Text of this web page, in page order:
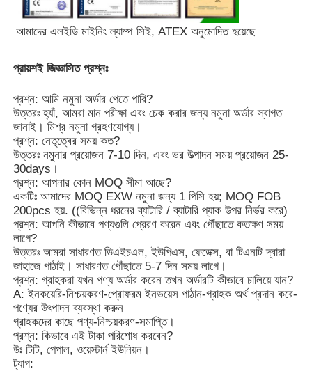
আমাদের এলইডি মাইনিং ল্যাম্প সিই, ATEX অনুমোদিত হয়েছে
প্রায়শই জিজ্ঞাসিত প্রশ্নঃ
প্রশ্ন: আমি নমুনা অর্ডার পেতে পারি?
উত্তরঃ হ্যাঁ, আমরা মান পরীক্ষা এবং চেক করার জন্য নমুনা অর্ডার স্বাগত
জানাই। মিশ্র নমুনা গ্রহণযোগ্য।
প্রশ্ন: নেতৃত্বের সময় কত?
উত্তরঃ নমুনার প্রয়োজন 7-10 দিন, এবং ভর উত্পাদন সময় প্রয়োজন 25-
30days।
প্রশ্ন: আপনার কোন MOQ সীমা আছে?
একটিঃ আমাদের MOQ EXW নমুনা জন্য 1 পিসি হয়; MOQ FOB
200pcs হয়. ((বিভিন্ন ধরনের ব্যাটারি / ব্যাটারি প্যাক উপর নির্ভর করে)
প্রশ্ন: আপনি কীভাবে পণ্যগুলি প্রেরণ করেন এবং পৌঁছাতে কতক্ষণ সময়
লাগে?
উত্তরঃ আমরা সাধারণত ডিএইচএল, ইউপিএস, ফেডেক্স, বা টিএনটি দ্বারা
জাহাজে পাঠাই। সাধারণত পৌঁছাতে 5-7 দিন সময় লাগে।
প্রশ্ন: গ্রাহকরা যখন পণ্য অর্ডার করেন তখন অর্ডারটি কীভাবে চালিয়ে যান?
A: ইনকয়েরি-নিশ্চয়করণ-প্রোফরম ইনভয়েস পাঠান-গ্রাহক অর্থ প্রদান করে-
পণ্যের উৎপাদন ব্যবস্থা করুন
গ্রাহকদের কাছে পণ্য-নিশ্চয়করণ-সমাপ্তি।
প্রশ্ন: কিভাবে এই টাকা পরিশোধ করবেন?
উঃ টিটি, পেপাল, ওয়েস্টার্ন ইউনিয়ন।
ট্যাগ: